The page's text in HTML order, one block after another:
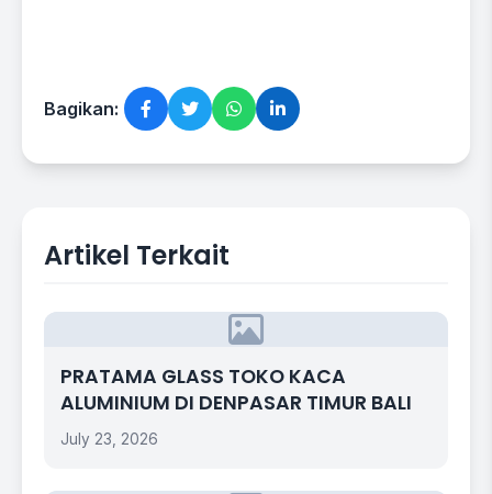
Bagikan:
Artikel Terkait
PRATAMA GLASS TOKO KACA
ALUMINIUM DI DENPASAR TIMUR BALI
July 23, 2026